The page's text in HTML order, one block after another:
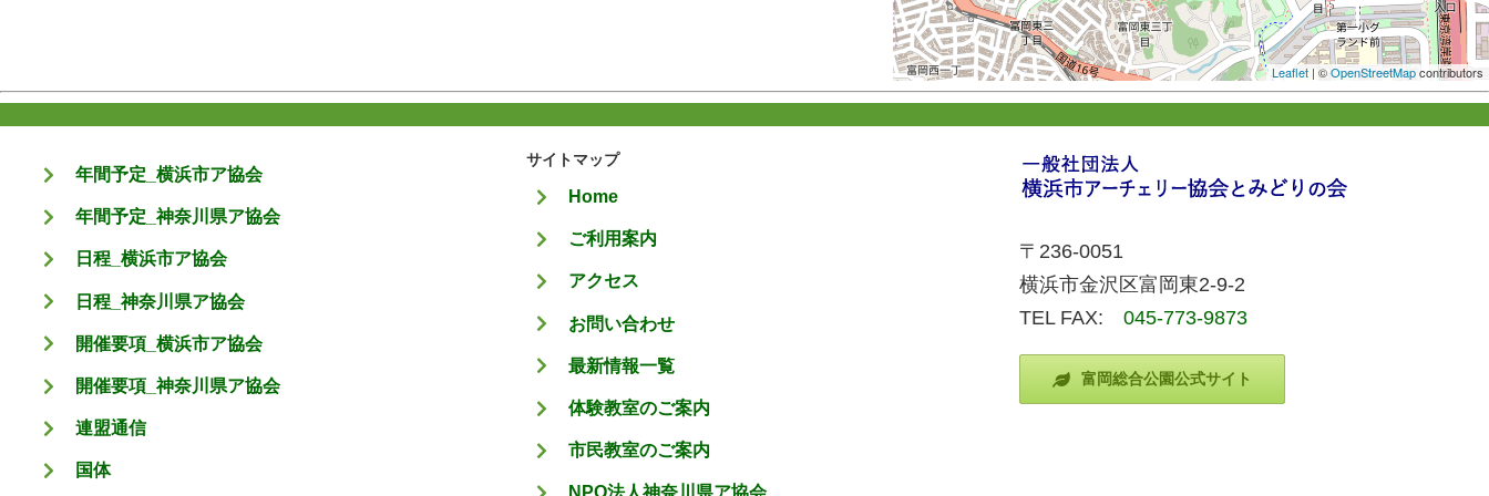
Leaflet | ©OpenStreetMapcontributors
年間予定_横浜市ア協会
年間予定_神奈川県ア協会
日程_横浜市ア協会
日程_神奈川県ア協会
開催要項_横浜市ア協会
開催要項_神奈川県ア協会
連盟通信
国体
サイトマップ
Home
ご利用案内
アクセス
お問い合わせ
最新情報一覧
体験教室のご案内
市民教室のご案内
〒236-0051
横浜市金沢区富岡東2-9-2
TEL FAX:045-773-9873
富岡総合公園公式サイト